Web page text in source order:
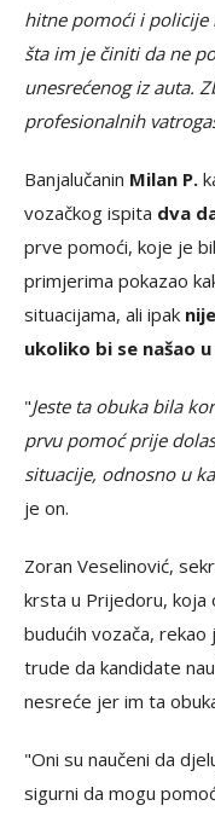
hitne pomoći i policije
šta im je činiti da ne
unesrećenog iz auta.
profesionalnih
Banjalučanin Milan P.
vozačkog ispita dva
prve pomoći, koje je
primjerima pokazao
situacijama, ali ipak
ukoliko bi se našao
"Jeste ta obuka bila
prvu pomoć prije
situacije, odnosno u
je on.
Zoran Veselinović,
krsta u Prijedoru, koja
budućih vozača,
trude da kandidate
nesreće jer im ta
"Oni su naučeni da
sigurni da mogu